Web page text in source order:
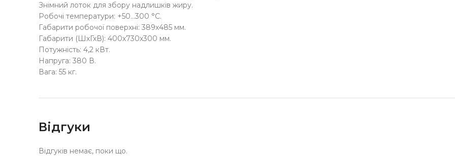
Знімний лоток для збору надлишків жиру.
Робочі температури: +50…300 °С.
Габарити робочої поверхні: 389х485 мм.
Габарити (ШхГхВ): 400х730х300 мм.
Потужність: 4,2 кВт.
Напруга: 380 В.
Вага: 55 кг.
Відгуки
Відгуків немає, поки що.